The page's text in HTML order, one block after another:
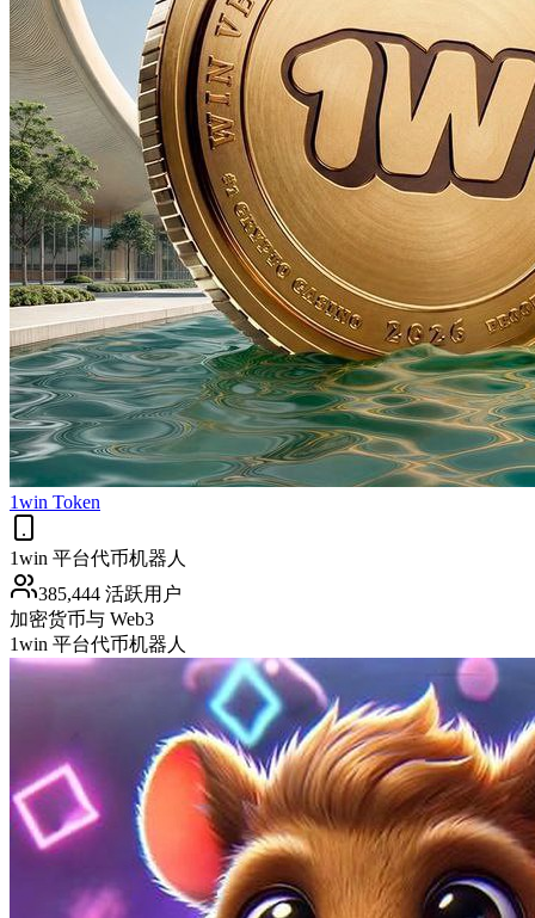
1win Token
1win 平台代币机器人
385,444 活跃用户
加密货币与 Web3
1win 平台代币机器人